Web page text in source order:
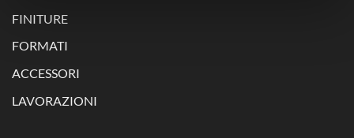
FINITURE
FORMATI
ACCESSORI
LAVORAZIONI